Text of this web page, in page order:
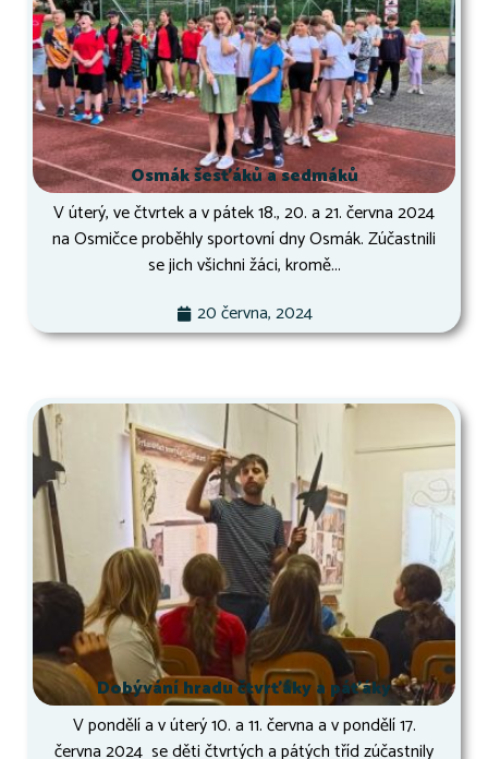
Osmák šesťáků a sedmáků
V úterý, ve čtvrtek a v pátek 18., 20. a 21. června 2024
na Osmičce proběhly sportovní dny Osmák. Zúčastnili
se jich všichni žáci, kromě...
20 června, 2024
Dobývání hradu čtvrťáky a páťáky
V pondělí a v úterý 10. a 11. června a v pondělí 17.
června 2024 se děti čtvrtých a pátých tříd zúčastnily